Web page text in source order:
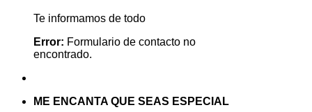
Te informamos de todo
Error: Formulario de contacto no
encontrado.
ME ENCANTA QUE SEAS ESPECIAL